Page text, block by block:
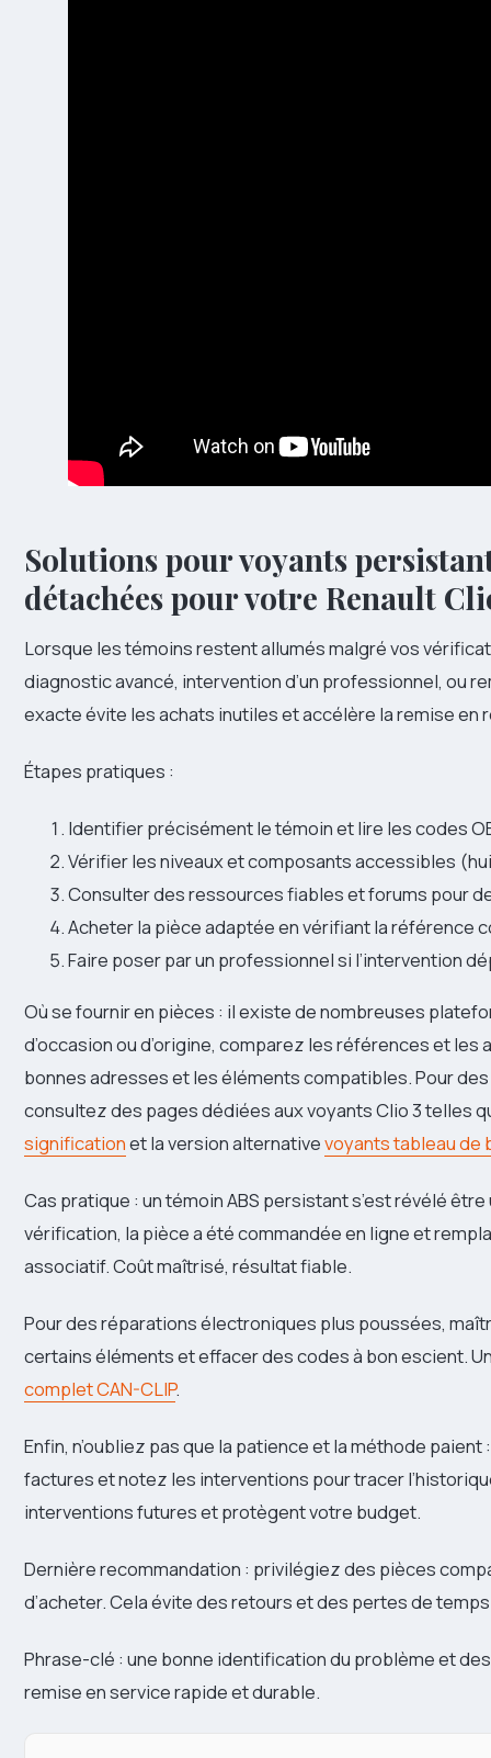
Solutions pour voyants
détachées pour votre Renault
Lorsque les témoins restent allumés malgré vos
diagnostic avancé, intervention d’un professionnel, ou
exacte évite les achats inutiles et accélère la remise en
Étapes pratiques :
Identifier précisément le témoin et lire les codes
Vérifier les niveaux et composants accessibles
Consulter des ressources fiables et forums pour
Acheter la pièce adaptée en vérifiant la référence
Faire poser par un professionnel si l’intervention
Où se fournir en pièces : il existe de nombreuses
d’occasion ou d’origine, comparez les références et
bonnes adresses et les éléments compatibles. Pour
consultez des pages dédiées aux voyants Clio 3 telles
significationet la version alternativevoyants tableau de
Cas pratique : un témoin ABS persistant s’est révélé
vérification, la pièce a été commandée en ligne et
associatif. Coût maîtrisé, résultat fiable.
Pour des réparations électroniques plus poussées,
certains éléments et effacer des codes à bon escient.
complet CAN-CLIP.
Enfin, n’oubliez pas que la patience et la méthode
factures et notez les interventions pour tracer
interventions futures et protègent votre budget.
Dernière recommandation : privilégiez des pièces
d’acheter. Cela évite des retours et des pertes de
Phrase-clé : une bonne identification du problème et
remise en service rapide et durable.